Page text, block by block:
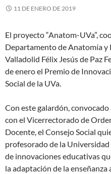
11 DE ENERO DE 2019
El proyecto “Anatom-UVa”,
Departamento de Anatomía y
Valladolid Félix Jesús de Paz
de enero el Premio de
Social de la UVa.
Con este galardón,
con el Vicerrectorado de
Docente, el Consejo Social
profesorado de la
de innovaciones educativas
la adaptación de la enseñanza